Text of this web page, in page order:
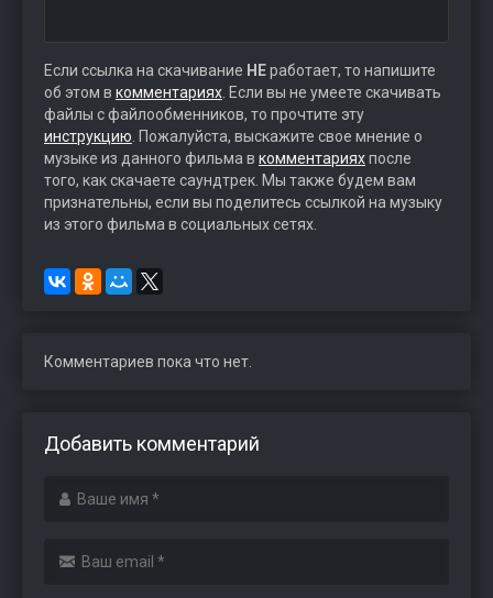
Если ссылка на скачивание НЕработает, то напишите
об этом в комментариях . Если вы не умеете скачивать
файлы с файлообменников, то прочтите эту
инструкцию . Пожалуйста, выскажите свое мнение о
музыке из данного фильма в комментарияхпосле
того, как скачаете саундтрек. Мы также будем вам
признательны, если вы поделитесь ссылкой на музыку
из этого фильма в социальных сетях.
Комментариев пока что нет.
Добавить комментарий